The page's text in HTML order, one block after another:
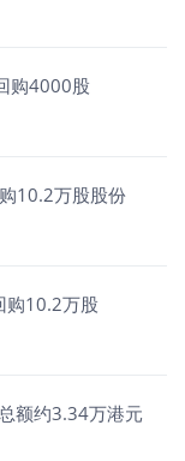
购4000股
10.2万股股份
购10.2万股
额约3.34万港元